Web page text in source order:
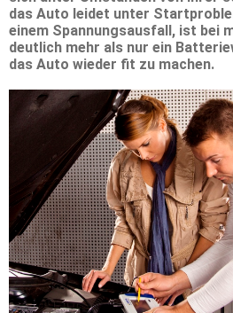
das Auto leidet unter
einem Spannungsausfall, ist bei
deutlich mehr als nur ein
das Auto wieder fit zu machen.